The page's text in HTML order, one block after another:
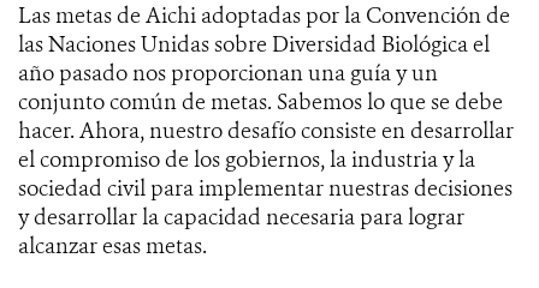
Las metas de Aichi adoptadas por la Convención de
las Naciones Unidas sobre Diversidad Biológica el
año pasado nos proporcionan una guía y un
conjunto común de metas. Sabemos lo que se debe
hacer. Ahora, nuestro desafío consiste en desarrollar
el compromiso de los gobiernos, la industria y la
sociedad civil para implementar nuestras decisiones
y desarrollar la capacidad necesaria para lograr
alcanzar esas metas.